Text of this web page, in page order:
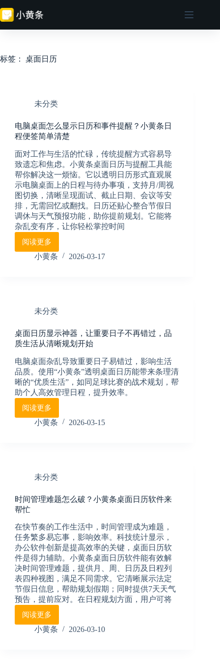
至
标签： 桌面日历
未分类
电脑桌面怎么显示日历和事件提醒？小黄条日
程便签简单清楚
面对工作与生活的忙碌，传统提醒方式容易导
致遗忘和焦虑。小黄条桌面日历与提醒工具能
帮你解决这一烦恼。它以透明日历形式直观展
示电脑桌面上的日程与待办事项，支持月/周视
图切换，清晰呈现面试、截止日期、会议等安
排，无需回忆或翻找。日历还贴心整合节假日
调休与天气预报功能，助你提前规划。它能将
杂乱变有序，让你轻松掌控时间
阅读更多
电
脑
示
历
和
件
提
醒？
小
黄
条
日
单
清
小黄条 2026-03-17
未分类
桌面日历显示神器，让重要日子不再错过，品
质生活从清晰规划开始
电脑桌面杂乱导致重要日子易错过，影响生活
品质。使用“小黄条”透明桌面日历能带来条理清
晰的“优质生活”，如同足球比赛的战术规划，帮
助个人高效管理日程，提升效率。
阅读更多
桌
面
器，
重
子
不
再
错
过，
品
质
生
从
清
小黄条 2026-03-15
未分类
时间管理难题怎么破？小黄条桌面日历软件来
帮忙
在快节奏的工作生活中，时间管理成为难题，
任务繁多易忘事，影响效率。科技统计显示，
办公软件创新是提高效率的关键，桌面日历软
件是得力辅助。小黄条桌面日历软件能有效解
决时间管理难题，提供月、周、日历及日程列
表四种视图，满足不同需求。它清晰展示法定
节假日信息，帮助规划假期；同时提供7天天气
预告，提前应对。在日程规划方面，用户可将
阅读更多
时
间
小黄条 2026-03-10